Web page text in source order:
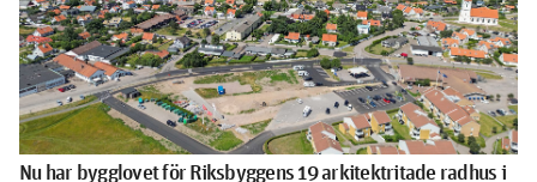
Nu har bygglovet för Riksbyggens 19 arkitektritade radhus i